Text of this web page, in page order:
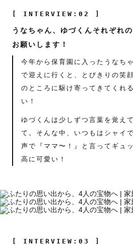
[ INTERVIEW:02 ]
うなちゃん、ゆづくんそれぞれ
お願いします！
今年から保育園に入ったうなち
で迎えに行くと、とびきりの笑
のところに駆け寄ってきてくれ
い！
ゆづくんは少しずつ言葉を覚え
て。そんな中、いつもはシャイ
声で『ママ〜！』と言ってギュ
高に可愛い！
[ INTERVIEW:03 ]